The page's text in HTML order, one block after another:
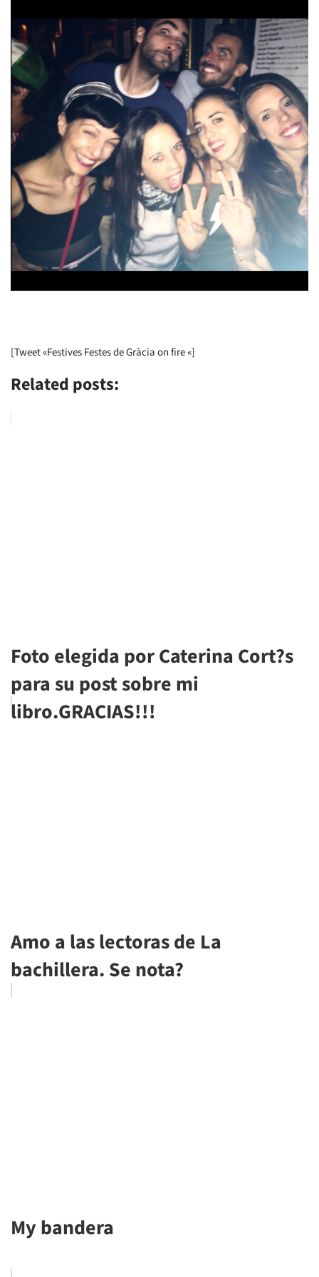
[Tweet «Festives Festes de Gràcia on fire «]
Related posts:
Foto elegida por Caterina Cort?s
para su post sobre mi
libro.GRACIAS!!!
Amo a las lectoras de La
bachillera. Se nota?
My bandera